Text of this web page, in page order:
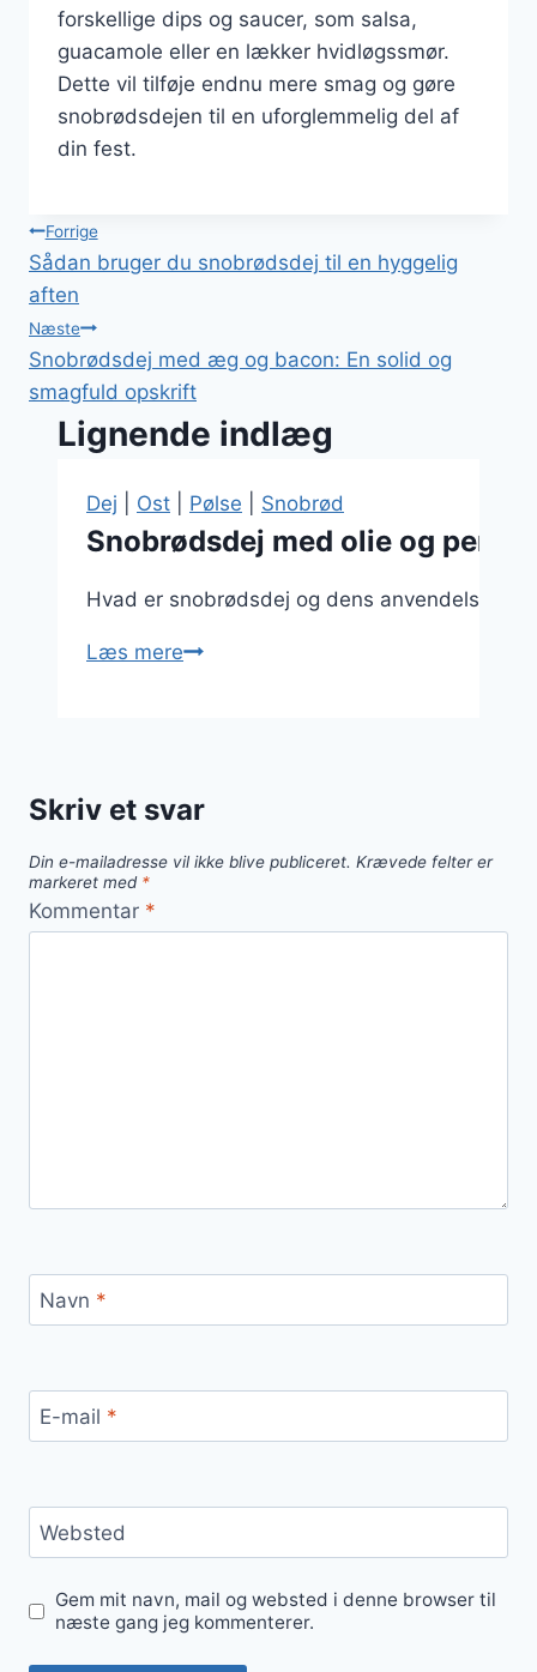
forskellige dips og saucer, som salsa,
guacamole eller en lækker hvidløgssmør.
Dette vil tilføje endnu mere smag og gøre
snobrødsdejen til en uforglemmelig del af
din fest.
Indlægsnavigation
Forrige
Sådan bruger du snobrødsdej til en hyggelig
aften
Næste
Snobrødsdej med æg og bacon: En solid og
smagfuld opskrift
Lignende indlæg
Dej Ost Pølse Snobrød
Snobrødsdej med olie og
Hvad er snobrødsdej og dens anvendelse i
Læs mereSnobrødsdej
Skriv et svar
Din e-mailadresse vil ikke blive publiceret. Krævede felter er
markeret med *
Kommentar *
Navn *
E-mail *
Websted
Gem mit navn, mail og websted i denne browser til
næste gang jeg kommenterer.